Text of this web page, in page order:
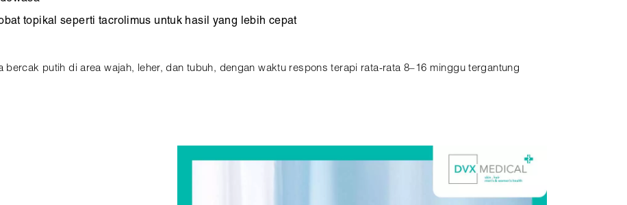
topikal seperti tacrolimus untuk hasil yang lebih cepat
putih di area wajah, leher, dan tubuh, dengan waktu respons terapi rata-rata 8–16 minggu tergantung